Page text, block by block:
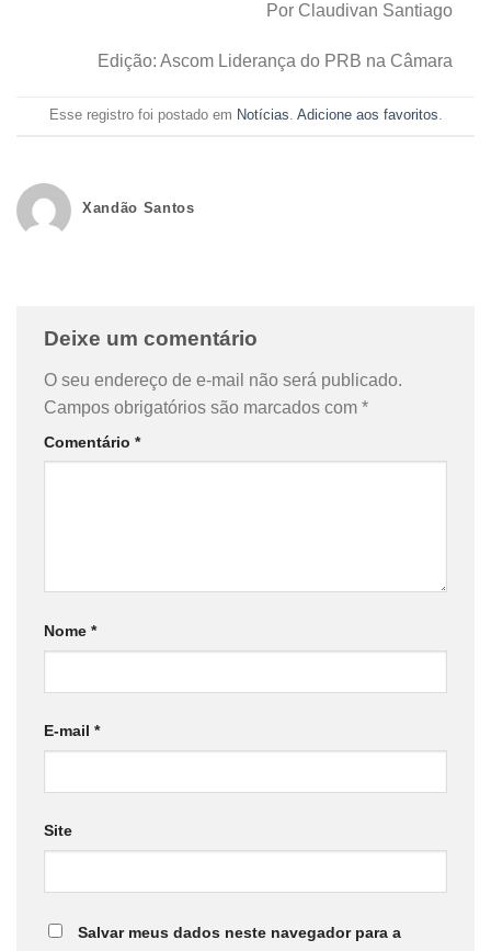
Por Claudivan Santiago
Edição: Ascom Liderança do PRB na Câmara
Esse registro foi postado em Notícias. Adicione aos favoritos.
Xandão Santos
Deixe um comentário
O seu endereço de e-mail não será publicado.
Campos obrigatórios são marcados com *
Comentário *
Nome *
E-mail *
Site
Salvar meus dados neste navegador para a